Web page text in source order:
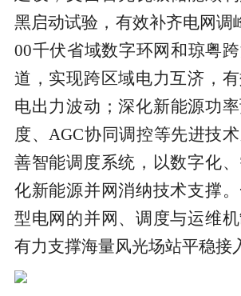
黑启动试验，有效补齐电网调
00千伏省域数字环网和琼粤
道，实现跨区域电力互济，
电出力波动；深化新能源功
度、AGC协同调控等先进技
善智能调度系统，以数字化
化新能源并网消纳技术支撑
型电网的并网、调度与运维机
有力支撑海量风光场站平稳接